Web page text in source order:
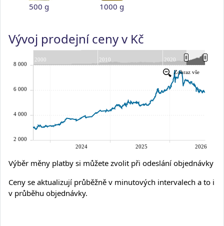
500 g 1000 g
Vývoj prodejní ceny v Kč
Výběr měny platby si můžete zvolit při odeslání objednávky
Ceny se aktualizují průběžně v minutových intervalech a to i
v průběhu objednávky.